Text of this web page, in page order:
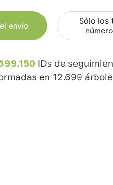
envío
Sólo los
IDs de
en 12.699